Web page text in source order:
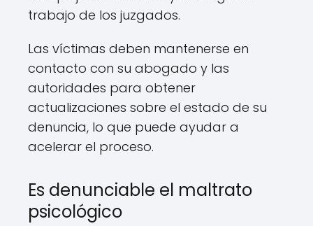
trabajo de los juzgados.
Las víctimas deben mantenerse en
contacto con su abogado y las
autoridades para obtener
actualizaciones sobre el estado de su
denuncia, lo que puede ayudar a
acelerar el proceso.
Es denunciable el maltrato
psicológico